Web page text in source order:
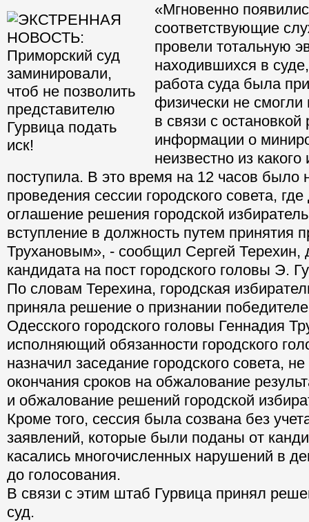
«Мгновенно
соответствующие
провели тотальную
находившихся в
работа суда была
физически не смогли
в связи с
информации о
неизвестно из какого
поступила. В это время на 12 часов было
проведения сессии городского совета,
оглашение решения городской
вступление в должность путем принятия
Трухановым», - сообщил Сергей Терехин,
кандидата на пост городского головы Э.
По словам Терехина, городская
приняла решение о признании
Одесского городского головы Геннадия
исполняющий обязанности городского
назначил заседание городского совета,
окончания сроков на обжалование
и обжалование решений городской
Кроме того, сессия была созвана без
заявлений, которые были поданы от
касались многочисленных нарушений в
до голосования.
В связи с этим штаб Гурвица принял
суд.